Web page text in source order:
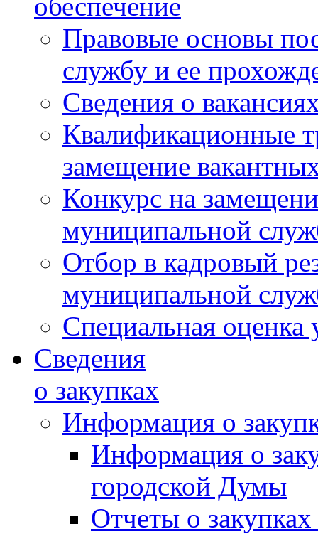
Правовые основы
службу и ее
Сведения о
Квалификационные
замещение
Конкурс на
муниципальной
Отбор в кадровый
муниципальной
Специальная оценка
Сведения
о закупках
Информация о
Информация о
городской Думы
Отчеты о